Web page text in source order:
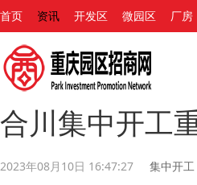
首页 资讯 开发区 微园区 厂房
合川集中开工
2023年08月10日 16:47:27 集中开工